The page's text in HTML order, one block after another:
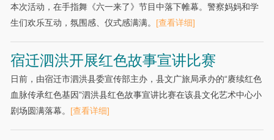
本次活动，在手指舞《六一来了》节目中落下帷幕。警察妈妈和学
生们欢乐互动，氛围感、仪式感满满。 [查看详细]
宿迁泗洪开展红色故事宣讲比赛
日前，由宿迁市泗洪县委宣传部主办，县文广旅局承办的“赓续红色
血脉传承红色基因”泗洪县红色故事宣讲比赛在该县文化艺术中心小
剧场圆满落幕。 [查看详细]